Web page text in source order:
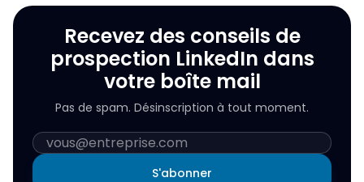
Recevez des conseils de
prospection LinkedIn dans
votre boîte mail
Pas de spam. Désinscription à tout moment.
S'abonner